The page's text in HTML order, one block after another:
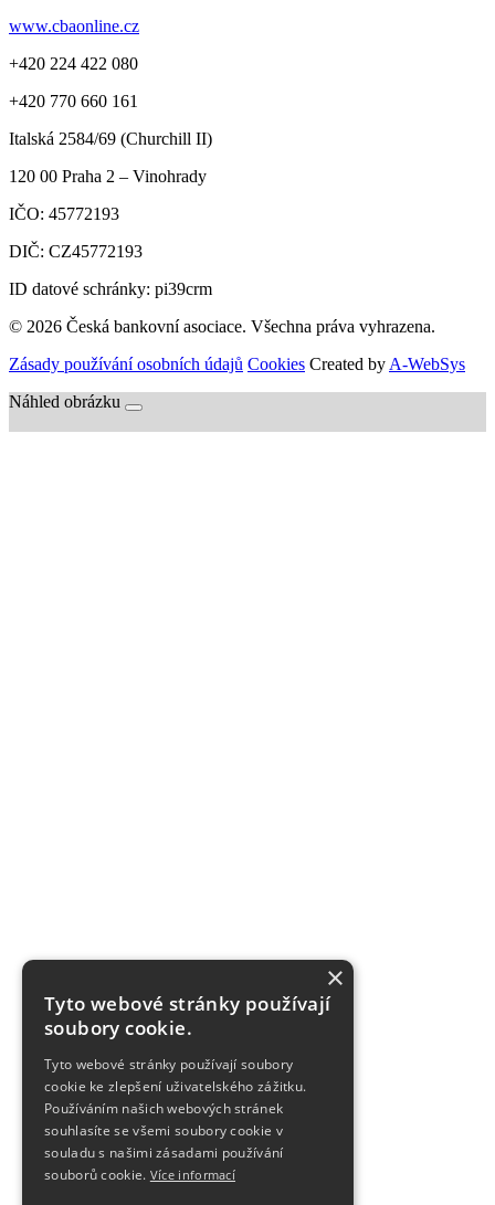
www.cbaonline.cz
+420 224 422 080
+420 770 660 161
Italská 2584/69 (Churchill II)
120 00 Praha 2 – Vinohrady
IČO: 45772193
DIČ: CZ45772193
ID datové schránky: pi39crm
© 2026 Česká bankovní asociace. Všechna práva vyhrazena.
Zásady používání osobních údajů Cookies Created by A-WebSys
Náhled obrázku
×
Tyto webové stránky používají
soubory cookie.
Tyto webové stránky používají soubory
cookie ke zlepšení uživatelského zážitku.
Používáním našich webových stránek
souhlasíte se všemi soubory cookie v
souladu s našimi zásadami používání
souborů cookie. Více informací